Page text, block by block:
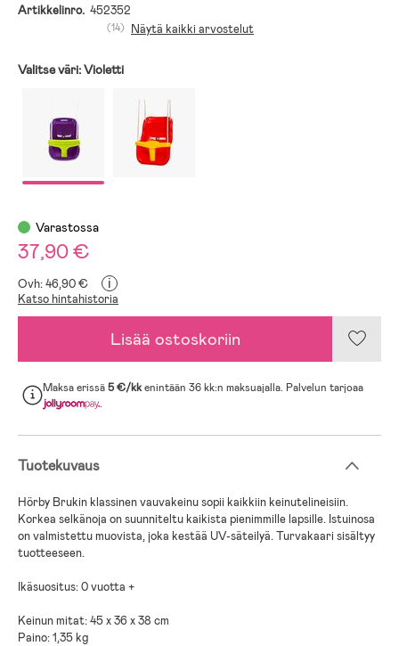
Artikkelinro. 452352
(14) Näytä kaikki arvostelut
Valitse väri:Violetti
Varastossa
37,90 €
Ovh: 46,90 € i
Katso hintahistoria
Lisää ostoskoriin
Maksa erissä5 €/kkenintään 36 kk:n maksuajalla. Palvelun tarjoaa
.
Tuotekuvaus
Hörby Brukin klassinen vauvakeinu sopii kaikkiin keinutelineisiin.
Korkea selkänoja on suunniteltu kaikista pienimmille lapsille. Istuinosa
on valmistettu muovista, joka kestää UV-säteilyä. Turvakaari sisältyy
tuotteeseen.
Ikäsuositus: 0 vuotta +
Keinun mitat: 45 x 36 x 38 cm
Paino: 1,35 kg